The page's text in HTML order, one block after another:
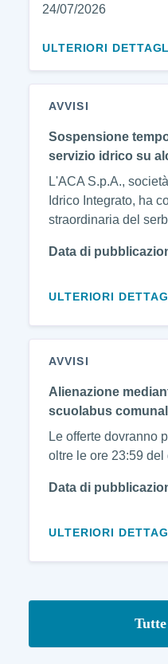
24/07/2026
ULTERIORI
AVVISI
Sospensione
servizio idrico su
L'ACA S.p.A.,
Idrico Integrato, ha
straordinaria del
Data di
ULTERIORI
AVVISI
Alienazione
scuolabus
Le offerte dovranno
oltre le ore 23:59
Data di
ULTERIORI